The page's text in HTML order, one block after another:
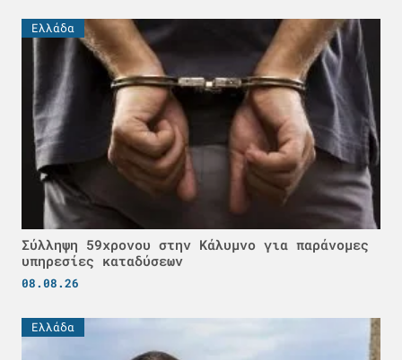
Ελλάδα
Σύλληψη 59χρονου στην Κάλυμνο για παράνομες
υπηρεσίες καταδύσεων
08.08.26
Ελλάδα